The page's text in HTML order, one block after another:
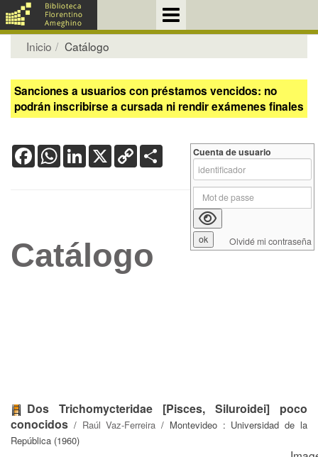
Inicio Catálogo
Sanciones a usuarios con préstamos vencidos: no
podrán inscribirse a cursada ni rendir exámenes finales
FacebookWhatsApp
LinkedIn
X Copy
Link
Catálogo
Dos Trichomycteridae [Pisces, Siluroidei] poco
conocidos / Raúl Vaz-Ferreira / Montevideo : Universidad de la
República (1960)
Cuenta de usuario
Olvidé mi contraseña